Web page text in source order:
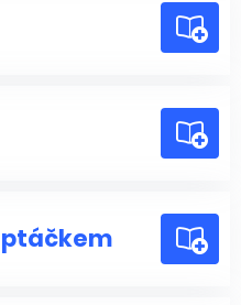
ptáčkem